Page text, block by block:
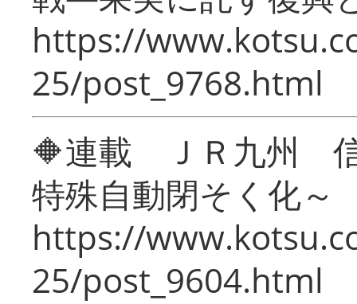
https://
25/post_9768.html
🔶連載 ＪＲ九州 信
特殊自動閉そく化～
https://
25/post_9604.html